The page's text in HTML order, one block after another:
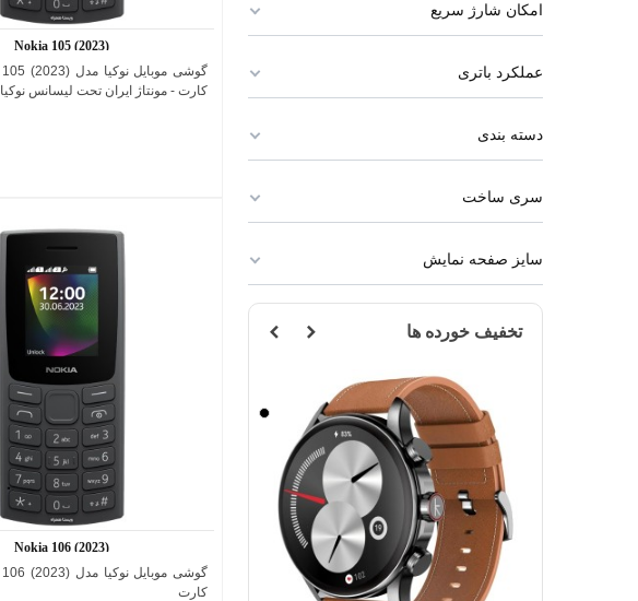
امکان شارژ سریع
عملکرد باتری
دسته بندی
سری ساخت
سایز صفحه نمایش
تخفیف خورده ها
مشکی
اضافه به مقایسه
Nokia 105 (2023)
کارت - مونتاژ ایران تحت لیسانس نوکیا
اضافه به مقایسه
Nokia 106 (2023)
کارت